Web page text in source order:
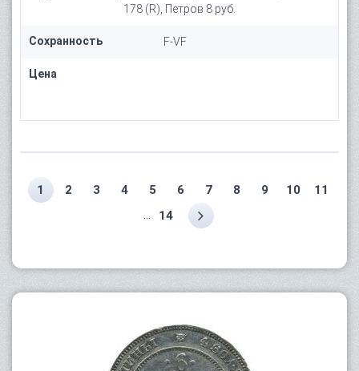
178 (R), Петров 8 руб.
Сохранность F-VF
Цена
1 2 3 4 5 6 7 8 9 10 11
14